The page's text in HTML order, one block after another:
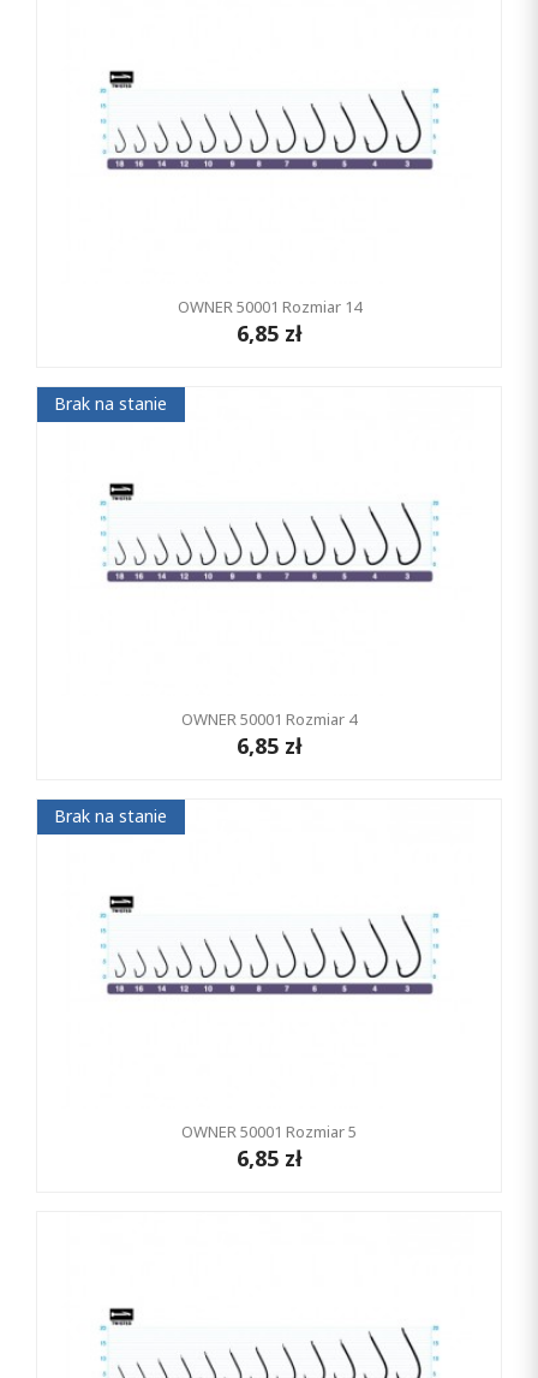
OWNER 50001 Rozmiar 14
6,85 zł
Brak na stanie
OWNER 50001 Rozmiar 4
6,85 zł
Brak na stanie
OWNER 50001 Rozmiar 5
6,85 zł